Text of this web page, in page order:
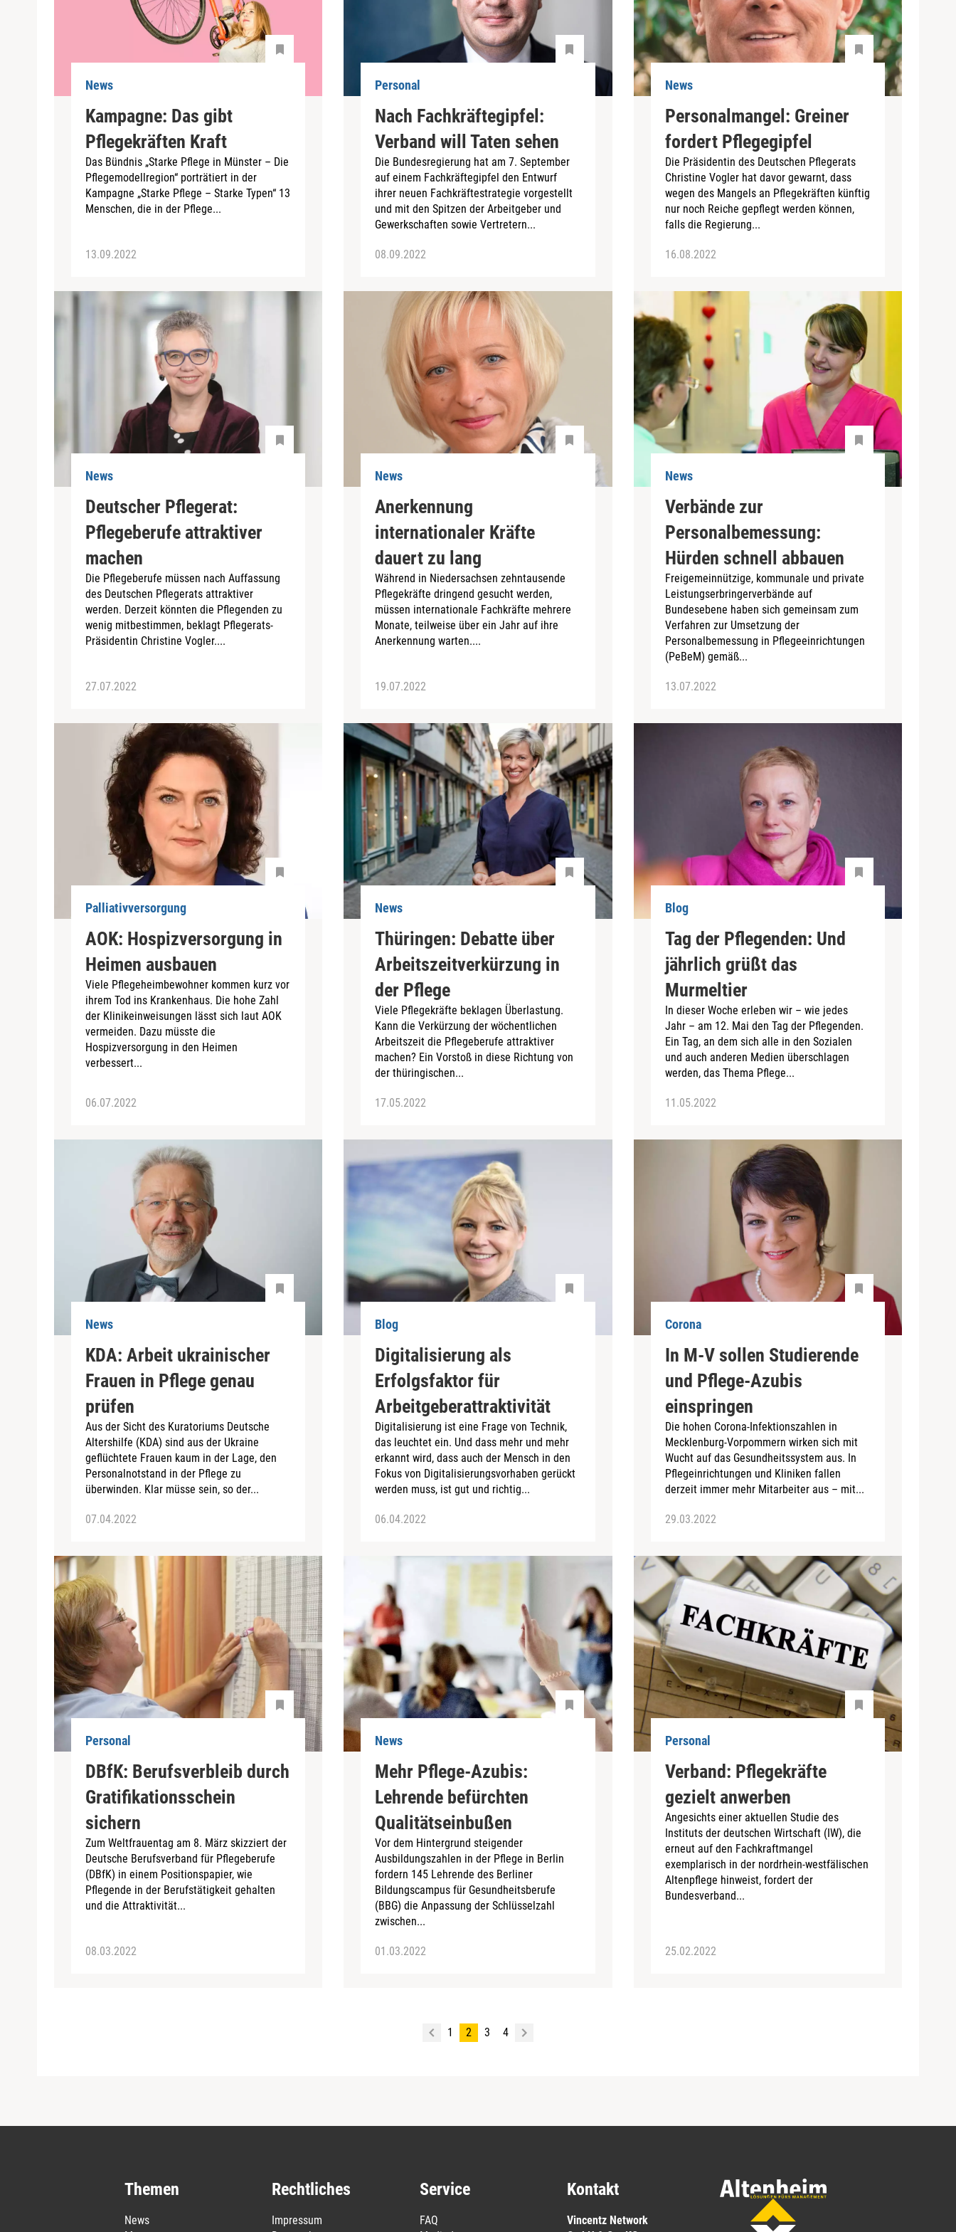
News
Kampagne: Das gibt
Pflegekräften Kraft
Das Bündnis „Starke Pflege in Münster – Die
Pflegemodellregion“ porträtiert in der
Kampagne „Starke Pflege – Starke Typen“ 13
Menschen, die in der Pflege...
13.09.2022
Personal
Nach Fachkräftegipfel:
Verband will Taten sehen
Die Bundesregierung hat am 7. September
auf einem Fachkräftegipfel den Entwurf
ihrer neuen Fachkräftestrategie vorgestellt
und mit den Spitzen der Arbeitgeber und
Gewerkschaften sowie Vertretern...
08.09.2022
News
Personalmangel: Greiner
fordert Pflegegipfel
Die Präsidentin des Deutschen Pflegerats
Christine Vogler hat davor gewarnt, dass
wegen des Mangels an Pflegekräften künftig
nur noch Reiche gepflegt werden können,
falls die Regierung...
16.08.2022
News
Deutscher Pflegerat:
Pflegeberufe attraktiver
machen
Die Pflegeberufe müssen nach Auffassung
des Deutschen Pflegerats attraktiver
werden. Derzeit könnten die Pflegenden zu
wenig mitbestimmen, beklagt Pflegerats-
Präsidentin Christine Vogler....
27.07.2022
News
Anerkennung
internationaler Kräfte
dauert zu lang
Während in Niedersachsen zehntausende
Pflegekräfte dringend gesucht werden,
müssen internationale Fachkräfte mehrere
Monate, teilweise über ein Jahr auf ihre
Anerkennung warten....
19.07.2022
News
Verbände zur
Personalbemessung:
Hürden schnell abbauen
Freigemeinnützige, kommunale und private
Leistungserbringerverbände auf
Bundesebene haben sich gemeinsam zum
Verfahren zur Umsetzung der
Personalbemessung in Pflegeeinrichtungen
(PeBeM) gemäß...
13.07.2022
Palliativversorgung
AOK: Hospizversorgung in
Heimen ausbauen
Viele Pflegeheimbewohner kommen kurz vor
ihrem Tod ins Krankenhaus. Die hohe Zahl
der Klinikeinweisungen lässt sich laut AOK
vermeiden. Dazu müsste die
Hospizversorgung in den Heimen
verbessert...
06.07.2022
News
Thüringen: Debatte über
Arbeitszeitverkürzung in
der Pflege
Viele Pflegekräfte beklagen Überlastung.
Kann die Verkürzung der wöchentlichen
Arbeitszeit die Pflegeberufe attraktiver
machen? Ein Vorstoß in diese Richtung von
der thüringischen...
17.05.2022
Blog
Tag der Pflegenden: Und
jährlich grüßt das
Murmeltier
In dieser Woche erleben wir – wie jedes
Jahr – am 12. Mai den Tag der Pflegenden.
Ein Tag, an dem sich alle in den Sozialen
und auch anderen Medien überschlagen
werden, das Thema Pflege...
11.05.2022
News
KDA: Arbeit ukrainischer
Frauen in Pflege genau
prüfen
Aus der Sicht des Kuratoriums Deutsche
Altershilfe (KDA) sind aus der Ukraine
geflüchtete Frauen kaum in der Lage, den
Personalnotstand in der Pflege zu
überwinden. Klar müsse sein, so der...
07.04.2022
Blog
Digitalisierung als
Erfolgsfaktor für
Arbeitgeberattraktivität
Digitalisierung ist eine Frage von Technik,
das leuchtet ein. Und dass mehr und mehr
erkannt wird, dass auch der Mensch in den
Fokus von Digitalisierungsvorhaben gerückt
werden muss, ist gut und richtig...
06.04.2022
Corona
In M-V sollen Studierende
und Pflege-Azubis
einspringen
Die hohen Corona-Infektionszahlen in
Mecklenburg-Vorpommern wirken sich mit
Wucht auf das Gesundheitssystem aus. In
Pflegeinrichtungen und Kliniken fallen
derzeit immer mehr Mitarbeiter aus – mit...
29.03.2022
Personal
DBfK: Berufsverbleib durch
Gratifikationsschein
sichern
Zum Weltfrauentag am 8. März skizziert der
Deutsche Berufsverband für Pflegeberufe
(DBfK) in einem Positionspapier, wie
Pflegende in der Berufstätigkeit gehalten
und die Attraktivität...
08.03.2022
News
Mehr Pflege-Azubis:
Lehrende befürchten
Qualitätseinbußen
Vor dem Hintergrund steigender
Ausbildungszahlen in der Pflege in Berlin
fordern 145 Lehrende des Berliner
Bildungscampus für Gesundheitsberufe
(BBG) die Anpassung der Schlüsselzahl
zwischen...
01.03.2022
Personal
Verband: Pflegekräfte
gezielt anwerben
Angesichts einer aktuellen Studie des
Instituts der deutschen Wirtschaft (IW), die
erneut auf den Fachkraftmangel
exemplarisch in der nordrhein-westfälischen
Altenpflege hinweist, fordert der
Bundesverband...
25.02.2022
1 2 3 4
Themen
News
Rechtliches
Impressum
Service
FAQ
Kontakt
Vincentz Network